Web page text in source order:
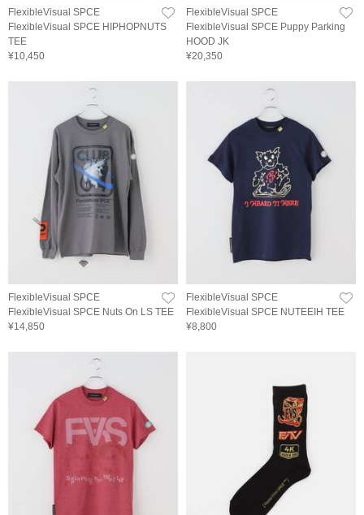
FlexibleVisual SPCE
FlexibleVisual SPCE HIPHOPNUTS
TEE
¥10,450
FlexibleVisual SPCE
FlexibleVisual SPCE Puppy Parking
HOOD JK
¥20,350
FlexibleVisual SPCE
FlexibleVisual SPCE Nuts On LS TEE
¥14,850
FlexibleVisual SPCE
FlexibleVisual SPCE NUTEEIH TEE
¥8,800